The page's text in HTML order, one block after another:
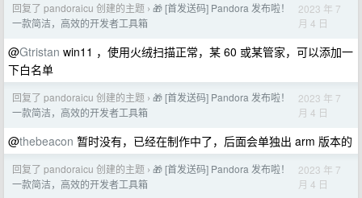
回复了 pandoraicu 创建的主题 › 🎁 [首发送码] Pandora 发布啦！
一款简洁，高效的开发者工具箱
2023 年 7
月 4 日
@Gtristan win11 ，使用火绒扫描正常，某 60 或某管家，可以添加一
下白名单
回复了 pandoraicu 创建的主题 › 🎁 [首发送码] Pandora 发布啦！
一款简洁，高效的开发者工具箱
2023 年 7
月 4 日
@thebeacon 暂时没有，已经在制作中了，后面会单独出 arm 版本的
回复了 pandoraicu 创建的主题 › 🎁 [首发送码] Pandora 发布啦！
一款简洁，高效的开发者工具箱
2023 年 7
月 4 日